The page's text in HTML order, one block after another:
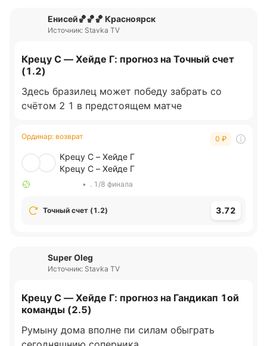
Енисей🏀🏀🏀 Красноярск
Источник: Stavka TV
Крецу С — Хейде Г: прогноз на Точный счет
(1.2)
Здесь бразилец может победу забрать со
счётом 2 1 в предстоящем матче
Ординар: возврат 0 ₽
Крецу С – Хейде Г
Крецу С – Хейде Г
• . 1/8 финала
Точный счет (1.2) 3.72
Super Oleg
Источник: Stavka TV
Крецу С — Хейде Г: прогноз на Гандикап 1ой
команды (2.5)
Румыну дома вполне пи силам обыграть